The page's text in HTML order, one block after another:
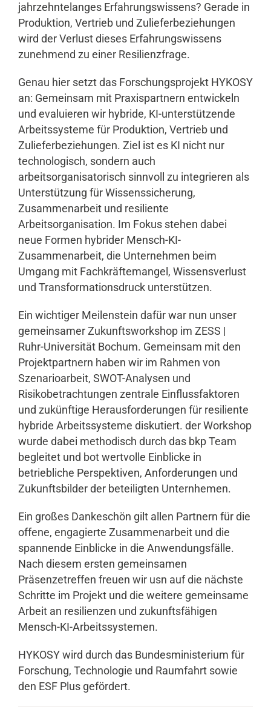
jahrzehntelanges Erfahrungswissens? Gerade in
Produktion, Vertrieb und Zulieferbeziehungen
wird der Verlust dieses Erfahrungswissens
zunehmend zu einer Resilienzfrage.
Genau hier setzt das Forschungsprojekt HYKOSY
an: Gemeinsam mit Praxispartnern entwickeln
und evaluieren wir hybride, KI-unterstützende
Arbeitssysteme für Produktion, Vertrieb und
Zulieferbeziehungen. Ziel ist es KI nicht nur
technologisch, sondern auch
arbeitsorganisatorisch sinnvoll zu integrieren als
Unterstützung für Wissenssicherung,
Zusammenarbeit und resiliente
Arbeitsorganisation. Im Fokus stehen dabei
neue Formen hybrider Mensch-KI-
Zusammenarbeit, die Unternehmen beim
Umgang mit Fachkräftemangel, Wissensverlust
und Transformationsdruck unterstützen.
Ein wichtiger Meilenstein dafür war nun unser
gemeinsamer Zukunftsworkshop im ZESS |
Ruhr-Universität Bochum. Gemeinsam mit den
Projektpartnern haben wir im Rahmen von
Szenarioarbeit, SWOT-Analysen und
Risikobetrachtungen zentrale Einflussfaktoren
und zukünftige Herausforderungen für resiliente
hybride Arbeitssysteme diskutiert. der Workshop
wurde dabei methodisch durch das bkp Team
begleitet und bot wertvolle Einblicke in
betriebliche Perspektiven, Anforderungen und
Zukunftsbilder der beteiligten Unternhemen.
Ein großes Dankeschön gilt allen Partnern für die
offene, engagierte Zusammenarbeit und die
spannende Einblicke in die Anwendungsfälle.
Nach diesem ersten gemeinsamen
Präsenzetreffen freuen wir usn auf die nächste
Schritte im Projekt und die weitere gemeinsame
Arbeit an resilienzen und zukunftsfähigen
Mensch-KI-Arbeitssystemen.
HYKOSY wird durch das Bundesministerium für
Forschung, Technologie und Raumfahrt sowie
den ESF Plus gefördert.